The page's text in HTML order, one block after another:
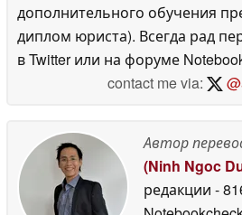
дополнительного обучения
диплом юриста). Всегда рад
в Twitter или на форуме
contact me via:
Автор
(Ninh Ngoc
редакции -